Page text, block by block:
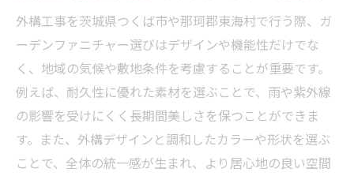
外構工事を茨城県つくば市や那珂郡東海村で行う際、ガ
ーデンファニチャー選びはデザインや機能性だけでな
く、地域の気候や敷地条件を考慮することが重要です。
例えば、耐久性に優れた素材を選ぶことで、雨や紫外線
の影響を受けにくく長期間美しさを保つことができま
す。また、外構デザインと調和したカラーや形状を選ぶ
ことで、全体の統一感が生まれ、より居心地の良い空間